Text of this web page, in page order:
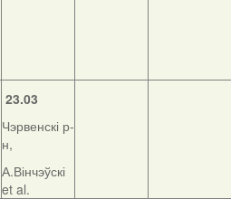
23.03
Чэрвенскі р-
н,
А.Вінчэўскі
et al.